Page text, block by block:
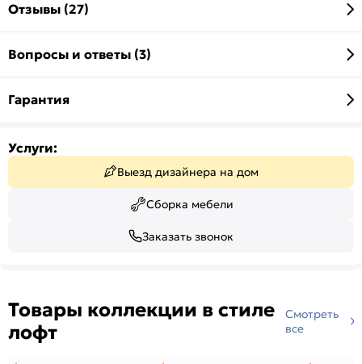
Отзывы (27)
Вопросы и ответы (3)
Гарантия
Услуги:
Выезд дизайнера на дом
Сборка мебели
Заказать звонок
Товары коллекции в стиле
лофт
Смотреть
все